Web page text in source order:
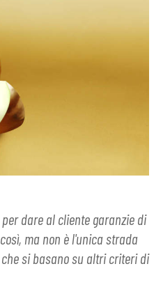
dare al cliente garanzie di
ma non è l'unica strada
si basano su altri criteri di